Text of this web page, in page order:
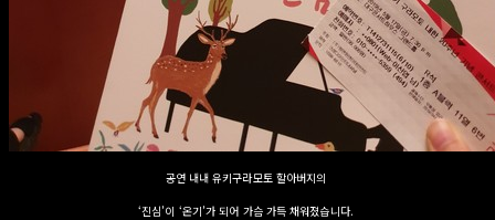
공연 내내 유키구라모토 할아버지의
‘진심’이 ‘온기’가 되어 가슴 가득 채워졌습니다.